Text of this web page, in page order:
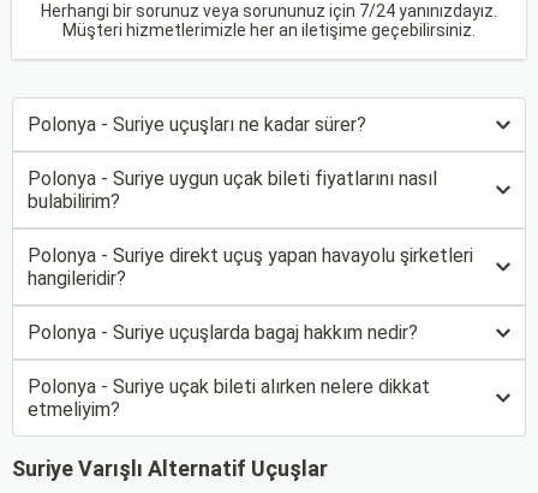
Herhangi bir sorunuz veya sorununuz için 7/24 yanınızdayız.
Müşteri hizmetlerimizle her an iletişime geçebilirsiniz.
Polonya - Suriye uçuşları ne kadar sürer?
Polonya - Suriye uygun uçak bileti fiyatlarını nasıl
bulabilirim?
Polonya - Suriye direkt uçuş yapan havayolu şirketleri
hangileridir?
Polonya - Suriye uçuşlarda bagaj hakkım nedir?
Polonya - Suriye uçak bileti alırken nelere dikkat
etmeliyim?
Suriye Varışlı Alternatif Uçuşlar